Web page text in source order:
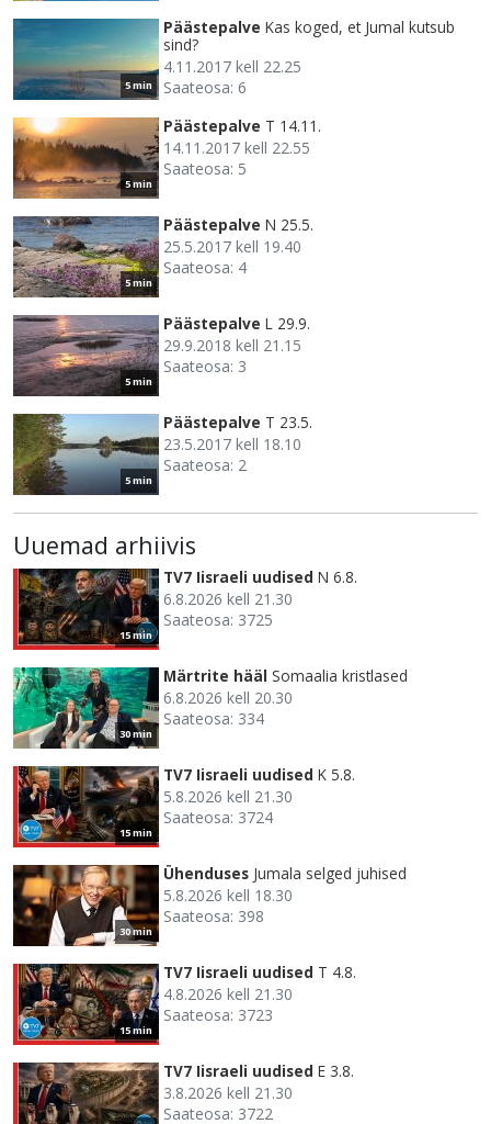
5 min
Päästepalve Kas koged, et Jumal kutsub
sind?
4.11.2017 kell 22.25
Saateosa: 6
5 min
Päästepalve T 14.11.
14.11.2017 kell 22.55
Saateosa: 5
5 min
Päästepalve N 25.5.
25.5.2017 kell 19.40
Saateosa: 4
5 min
Päästepalve L 29.9.
29.9.2018 kell 21.15
Saateosa: 3
5 min
Päästepalve T 23.5.
23.5.2017 kell 18.10
Saateosa: 2
Uuemad arhiivis
15 min
TV7 Iisraeli uudised N 6.8.
6.8.2026 kell 21.30
Saateosa: 3725
30 min
Märtrite hääl Somaalia kristlased
6.8.2026 kell 20.30
Saateosa: 334
15 min
TV7 Iisraeli uudised K 5.8.
5.8.2026 kell 21.30
Saateosa: 3724
30 min
Ühenduses Jumala selged juhised
5.8.2026 kell 18.30
Saateosa: 398
15 min
TV7 Iisraeli uudised T 4.8.
4.8.2026 kell 21.30
Saateosa: 3723
TV7 Iisraeli uudised E 3.8.
3.8.2026 kell 21.30
Saateosa: 3722